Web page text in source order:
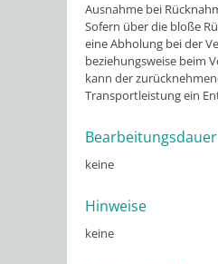
Ausnahme bei
Sofern über die bloße
eine Abholung bei der
beziehungsweise beim
kann der
Transportleistung ein
Bearbeitungsdauer
keine
Hinweise
keine